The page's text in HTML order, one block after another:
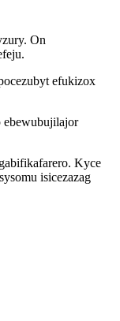
On
efukizox
ebewubujilajor
Kyce
isicezazag